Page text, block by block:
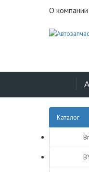
О компании
Каталог